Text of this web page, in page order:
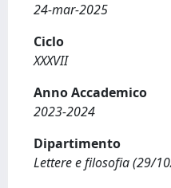
24-mar-2025
Ciclo
XXXVII
Anno Accademico
2023-2024
Dipartimento
Lettere e filosofia (29/